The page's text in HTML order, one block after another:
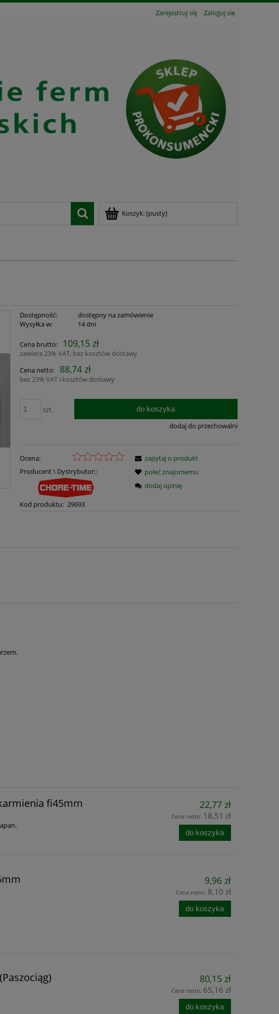
Zarejestruj się Zaloguj się
Koszyk:(pusty)
Dostępność:
dostępny na zamówienie
Wysyłka w:
14 dni
Cena brutto: 109,15 zł
zawiera 23% VAT, bez kosztów dostawy
Cena netto:
88,74 zł
bez 23% VAT i kosztów dostawy
szt. do koszyka
dodaj do przechowalni
Ocena:
Producent \ Dystrybutor::
Kod produktu: 29693
zapytaj o produkt
poleć znajomemu
dodaj opinię
fi45mm 22,77 zł
Cena netto: 18,51 zł
do koszyka
9,96 zł
Cena netto: 8,10 zł
do koszyka
80,15 zł
Cena netto: 65,16 zł
do koszyka